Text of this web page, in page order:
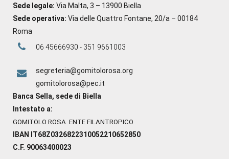
Sede legale: Via Malta, 3 – 13900 Biella
Sede operativa: Via delle Quattro Fontane, 20/a – 00184
Roma
06 45666930 - 351 9661003
segreteria@gomitolorosa.org
gomitolorosa@pec.it
Banca Sella, sede di Biella
Intestato a:
GOMITOLO ROSA ENTE FILANTROPICO
IBAN IT68Z0326822310052210652850
C.F. 90063400023